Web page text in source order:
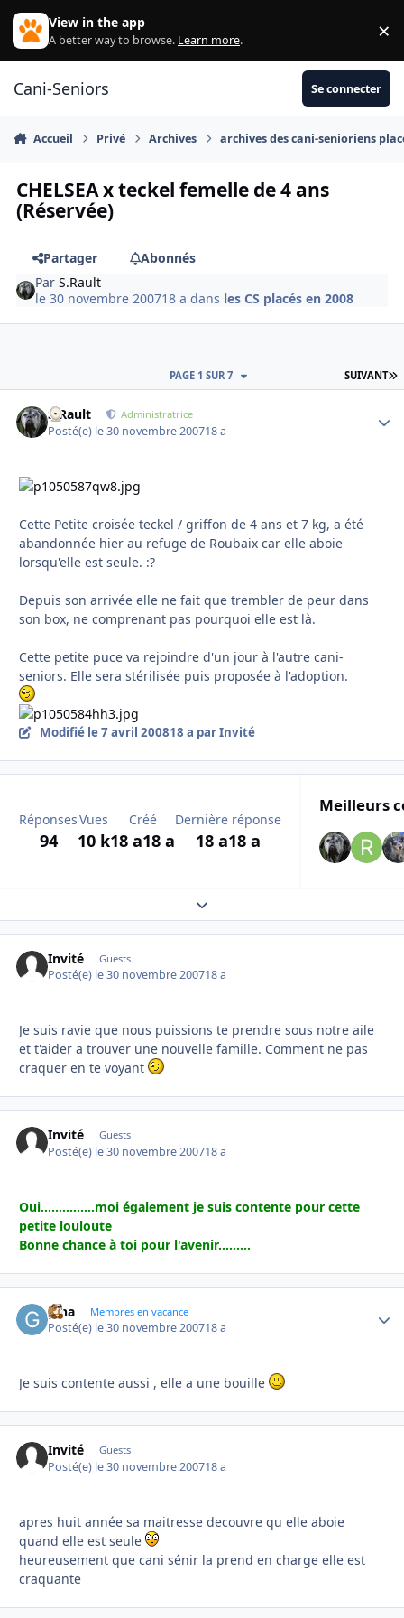
Aller au contenu
View in the app
A better way to browse. Learn more. ×
Cani-Seniors Se connecter
Accueil Privé Archives archives des cani-senioriens
CHELSEA x teckel femelle de 4 ans
(Réservée)
Partager
Abonnés
ParS.Rault
le 30 novembre 200718 a dans les CS placés en 2008
SUIVANT
PAGE 1 SUR 7
S.Rault Administratrice
Posté(e) le 30 novembre 200718 a
Cette Petite croisée teckel / griffon de 4 ans et 7 kg, a été
abandonnée hier au refuge de Roubaix car elle aboie
lorsqu'elle est seule. :?
Depuis son arrivée elle ne fait que trembler de peur dans
son box, ne comprenant pas pourquoi elle est là.
Cette petite puce va rejoindre d'un jour à l'autre cani-
seniors. Elle sera stérilisée puis proposée à l'adoption.
Modifié le 7 avril 200818 a par Invité
Réponses
94
Vues
10 k
Créé
18 a18 a
Dernière réponse
18 a18 a
Meilleurs
Expand topic overview
Invité Guests
Posté(e) le 30 novembre 200718 a
Je suis ravie que nous puissions te prendre sous notre aile
et t'aider a trouver une nouvelle famille. Comment ne pas
craquer en te voyant
Invité Guests
Posté(e) le 30 novembre 200718 a
Oui...............moi également je suis contente pour cette
petite louloute
Bonne chance à toi pour l'avenir.........
gina Membres en vacance
Posté(e) le 30 novembre 200718 a
Je suis contente aussi , elle a une bouille
Invité Guests
Posté(e) le 30 novembre 200718 a
apres huit année sa maitresse decouvre qu elle aboie
quand elle est seule
heureusement que cani sénir la prend en charge elle est
craquante